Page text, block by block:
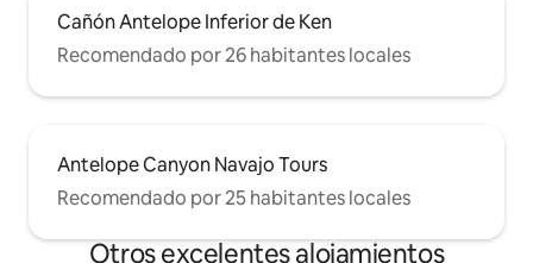
Cañón Antelope Inferior de Ken
Recomendado por 26 habitantes locales
Antelope Canyon Navajo Tours
Recomendado por 25 habitantes locales
Otros excelentes alojamientos